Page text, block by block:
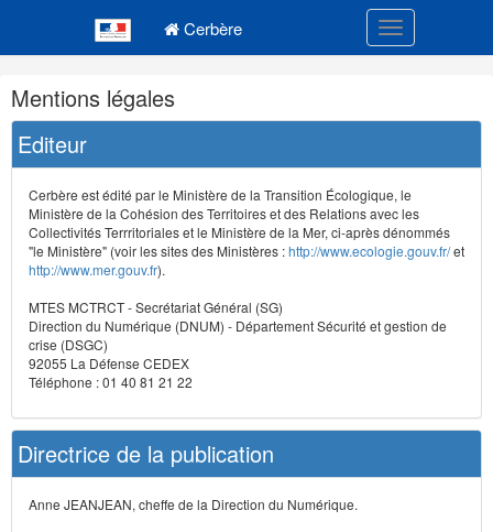
Cerbère Toggle
Navigation
et
outils
annexes
Mentions légales
Editeur
Cerbère est édité par le Ministère de la Transition Écologique, le
Ministère de la Cohésion des Territoires et des Relations avec les
Collectivités Terrritoriales et le Ministère de la Mer, ci-après dénommés
"le Ministère" (voir les sites des Ministères :http://www.ecologie.gouv.fr/et
http://www.mer.gouv.fr).
MTES MCTRCT - Secrétariat Général (SG)
Direction du Numérique (DNUM) - Département Sécurité et gestion de
crise (DSGC)
92055 La Défense CEDEX
Téléphone : 01 40 81 21 22
Directrice de la publication
Anne JEANJEAN, cheffe de la Direction du Numérique.